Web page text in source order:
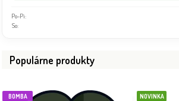
Po-Pi:
So:
Populárne produkty
BOMBA NOVINKA